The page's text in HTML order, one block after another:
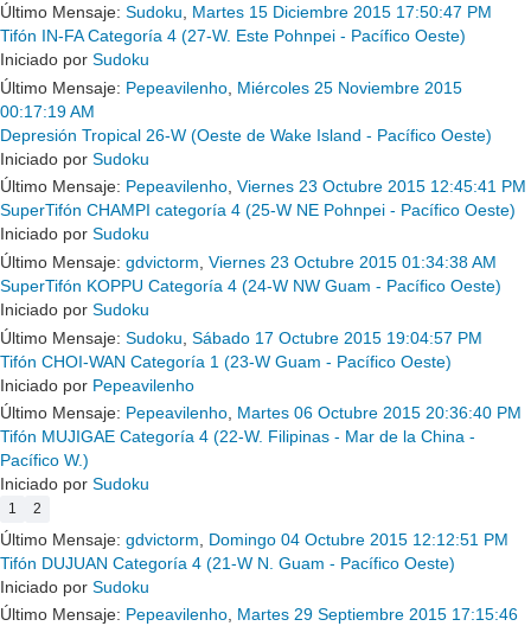
Último Mensaje: Sudoku, Martes 15 Diciembre 2015 17:50:47 PM
Tifón IN-FA Categoría 4 (27-W. Este Pohnpei - Pacífico Oeste)
Iniciado por Sudoku
Último Mensaje: Pepeavilenho Miércoles 25 Noviembre 2015
00:17:19 AM
Depresión Tropical 26-W (Oeste de Wake Island - Pacífico Oeste)
Iniciado por Sudoku
Último Mensaje: Pepeavilenho, Viernes 23 Octubre 2015 12:45:41 PM
SuperTifón CHAMPI categoría 4 (25-W NE Pohnpei - Pacífico Oeste)
Iniciado por Sudoku
Último Mensaje: gdvictorm Viernes 23 Octubre 2015 01:34:38 AM
SuperTifón KOPPU Categoría 4 (24-W NW Guam - Pacífico Oeste)
Iniciado por Sudoku
Último Mensaje: Sudoku Sábado 17 Octubre 2015 19:04:57 PM
Tifón CHOI-WAN Categoría 1 (23-W Guam - Pacífico Oeste)
Iniciado por Pepeavilenho
Último Mensaje: Pepeavilenho Martes 06 Octubre 2015 20:36:40 PM
Tifón MUJIGAE Categoría 4 (22-W. Filipinas - Mar de la China -
Pacífico W.)
Iniciado por Sudoku
1 2
Último Mensaje: gdvictorm
Domingo 04 Octubre 2015 12:12:51 PM
Tifón DUJUAN Categoría 4 (21-W N. Guam - Pacífico Oeste)
Iniciado por Sudoku
Último Mensaje: Pepeavilenho, Martes 29 Septiembre 2015 17:15:46